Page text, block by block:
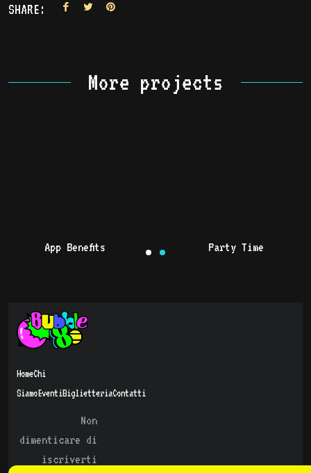
SHARE:
More projects
App Benefits Party Time
HomeChi
SiamoEventiBiglietteriaContatti
Non
dimenticare di
iscriverti